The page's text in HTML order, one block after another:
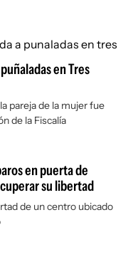
en Tres
pareja de la mujer fue
de la Fiscalía
en puerta de
su libertad
de un centro ubicado